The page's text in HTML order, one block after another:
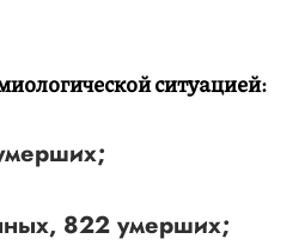
ситуацией:
822 умерших;